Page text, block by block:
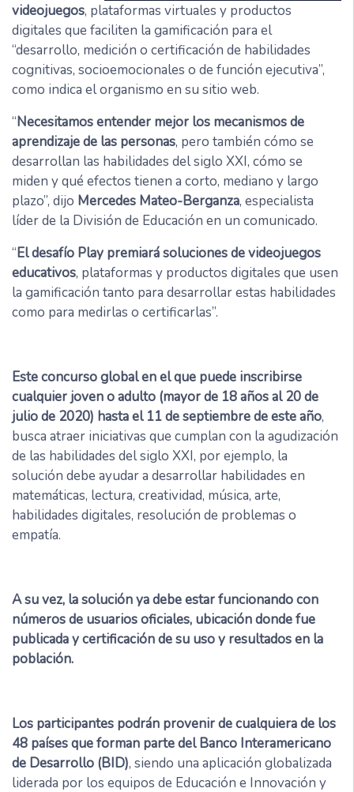
videojuegos, plataformas virtuales y productos
digitales que faciliten la gamificación para el
“desarrollo, medición o certificación de habilidades
cognitivas, socioemocionales o de función ejecutiva”,
como indica el organismo en su sitio web.
“Necesitamos entender mejor los mecanismos de
aprendizaje de las personas, pero también cómo se
desarrollan las habilidades del siglo XXI, cómo se
miden y qué efectos tienen a corto, mediano y largo
plazo”, dijo Mercedes Mateo-Berganza, especialista
líder de la División de Educación en un comunicado.
“El desafío Play premiará soluciones de videojuegos
educativos, plataformas y productos digitales que usen
la gamificación tanto para desarrollar estas habilidades
como para medirlas o certificarlas”.
Este concurso global en el que puede inscribirse
cualquier joven o adulto (mayor de 18 años al 20 de
julio de 2020) hasta el 11 de septiembre de este año,
busca atraer iniciativas que cumplan con la agudización
de las habilidades del siglo XXI, por ejemplo, la
solución debe ayudar a desarrollar habilidades en
matemáticas, lectura, creatividad, música, arte,
habilidades digitales, resolución de problemas o
empatía.
A su vez, la solución ya debe estar funcionando con
números de usuarios oficiales, ubicación donde fue
publicada y certificación de su uso y resultados en la
población.
Los participantes podrán provenir de cualquiera de los
48 países que forman parte del Banco Interamericano
de Desarrollo (BID), siendo una aplicación globalizada
liderada por los equipos de Educación e Innovación y